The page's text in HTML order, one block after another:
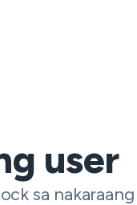
user
sa nakaraang